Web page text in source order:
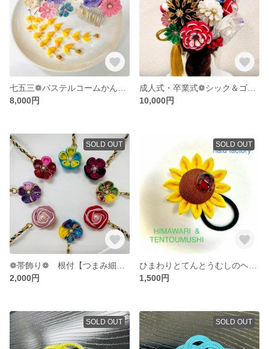
8,000円
10,000円
SOLD OUT
2,000円
SOLD OUT
1,500円
SOLD OUT SOLD OUT